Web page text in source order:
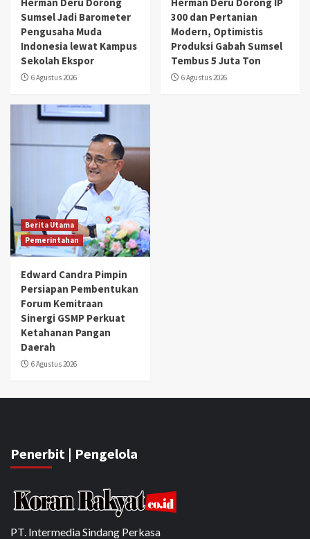
Herman Deru Dorong
Sumsel Jadi Barometer
Pengusaha Muda
Indonesia lewat Kampus
Sekolah Ekspor
6 Agustus 2026
Herman Deru Dorong IP
300 dan Pertanian
Modern, Optimistis
Produksi Gabah Sumsel
Tembus 5 Juta Ton
6 Agustus 2026
Berita Utama
Pemerintahan
Edward Candra Pimpin
Persiapan Pembentukan
Forum Kemitraan
Sinergi GSMP Perkuat
Ketahanan Pangan
Daerah
6 Agustus 2026
Penerbit | Pengelola
PT. Intermedia Sindang Perkasa